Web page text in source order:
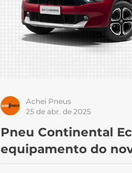
Pneu Continental
equipamento do
Achei Pneus
25 de abr. de 2025